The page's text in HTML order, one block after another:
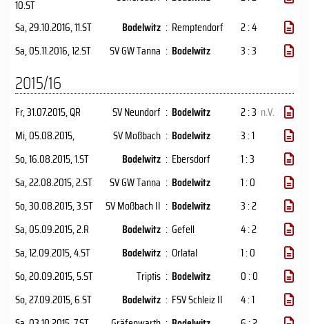
10.ST
Sa, 29.10.2016, 11.ST Bodelwitz : Remptendorf
2 : 4
Sa, 05.11.2016, 12.ST SV GW Tanna : Bodelwitz 3 : 3
2015/16
Fr, 31.07.2015, QR SV Neundorf : Bodelwitz 2 : 3 n.V.
Mi, 05.08.2015, SV Moßbach : Bodelwitz
3 : 1
So, 16.08.2015, 1.ST Bodelwitz : Ebersdorf
1 : 3
Sa, 22.08.2015, 2.ST SV GW Tanna : Bodelwitz
1 : 0
So, 30.08.2015, 3.ST SV Moßbach II : Bodelwitz
3 : 2
Sa, 05.09.2015, 2.R Bodelwitz : Gefell
4 : 2
Sa, 12.09.2015, 4.ST Bodelwitz : Orlatal
1 : 0
So, 20.09.2015, 5.ST Triptis : Bodelwitz
0 : 0
So, 27.09.2015, 6.ST Bodelwitz : FSV Schleiz II
4 : 1